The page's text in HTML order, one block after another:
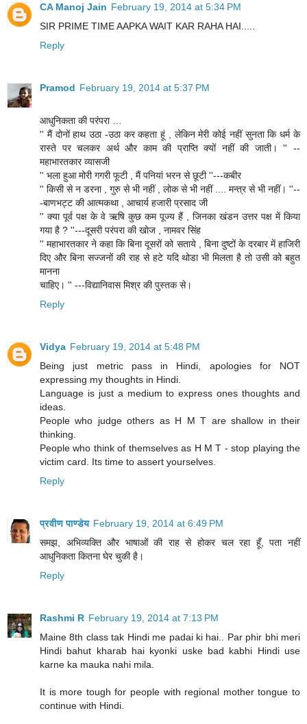
CA Manoj Jain February 19, 2014 at 5:34 PM
SIR PRIME TIME AAPKA WAIT KAR RAHA HAI.....
Reply
Pramod February 19, 2014 at 5:37 PM
आधुनिकता की परंपरा …
'' मैं दोनों हाथ उठा -उठा कर कहता हूं , लेकिन मेरी कोई नहीं सुनता कि धर्म के
रास्ते पर चलकर अर्थ और काम की प्राप्ति क्यों नहीं की जाती। '' --
महाभारतकार व्यासजी
'' भला हुआ मोरी गगरी फूटी , मैं पनियां भरन से छूटी ''---कबीर
'' किसी से न डरना , गुरु से भी नहीं , लोक से भी नहीं .... मन्त्र से भी नहीं। ''--
-बाणभट्ट की आत्मकथा , आचार्य हजारी प्रसाद जी
'' क्या पूर्व पक्ष के वे ऋषि कुछ कम पूज्य हैं , जिनका खंडन उत्तर पक्ष में किया
गया है ? ''---दूसरी परंपरा की खोज , नामवर सिंह
'' महाभारतकार ने कहा कि बिना दूसरों को सताये , बिना दुष्टों के दरबार में हाजिरी
दिए और बिना सज्जनों की राह से हटे यदि थोडा भी मिलता है तो उसी को बहुत
मानना
चाहिए। '' ---विद्यानिवास मिश्र की पुस्तक से।
Reply
Vidya February 19, 2014 at 5:48 PM
Being just metric pass in Hindi, apologies for NOT
expressing my thoughts in Hindi.
Language is just a medium to express ones thoughts and
ideas.
People who judge others as H M T are shallow in their
thinking.
People who think of themselves as H M T - stop playing the
victim card. Its time to assert yourselves.
Reply
प्रवीण पाण्डेय February 19, 2014 at 6:49 PM
समझ, अभिव्यक्ति और भाषाओं की राह से होकर चल रहा हूँ, पता नहीं
आधुनिकता कितना घेर चुकी है।
Reply
Rashmi R February 19, 2014 at 7:13 PM
Maine 8th class tak Hindi me padai ki hai.. Par phir bhi meri
Hindi bahut kharab hai kyonki uske bad kabhi Hindi use
karne ka mauka nahi mila.
It is more tough for people with regional mother tongue to
continue with Hindi.